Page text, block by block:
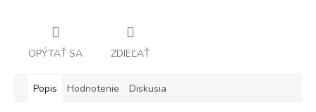
OPÝTAŤ SA ZDIEĽAŤ
Popis Hodnotenie Diskusia